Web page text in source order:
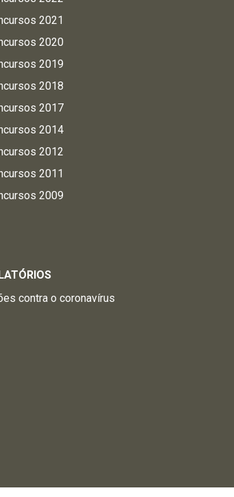
2021
2020
2019
2018
2017
2014
2012
2011
2009
contra o coronavírus